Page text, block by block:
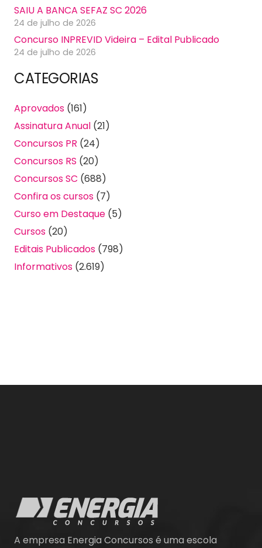
SAIU A BANCA SEFAZ SC 2026
24 de julho de 2026
Concurso INPREVID Videira – Edital Publicado
24 de julho de 2026
CATEGORIAS
Aprovados (161)
Assinatura Anual (21)
Concursos PR (24)
Concursos RS (20)
Concursos SC (688)
Confira os cursos (7)
Curso em Destaque (5)
Cursos (20)
Editais Publicados (798)
Informativos (2.619)
A empresa Energia Concursos é uma escola